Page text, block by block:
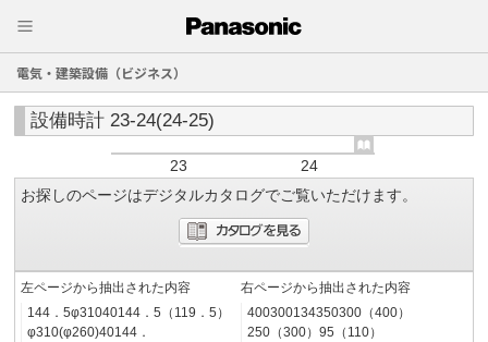
電気・建築設備（ビジネス）
設備時計 23-24(24-25)
23
24
お探しのページはデジタルカタログでご覧いただけます。
左ページから抽出された内容
144．5φ31040144．5（119．5）
φ310(φ260)40144．
右ページから抽出された内容
400300134350300（400）
250（300）95（110）